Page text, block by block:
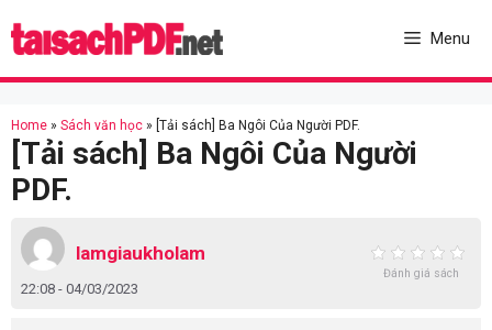
to
Menu
Home » Sách văn học » [Tải sách] Ba Ngôi Của Người PDF.
[Tải sách] Ba Ngôi Của Người
PDF.
lamgiaukholam
22:08 - 04/03/2023
Đánh giá sách